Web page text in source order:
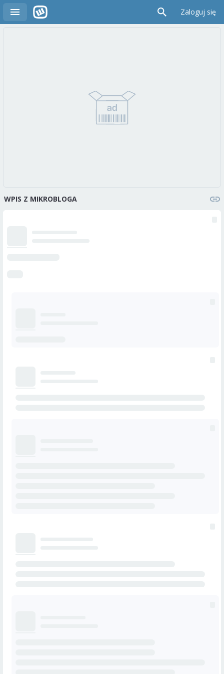
Zaloguj się
WPIS Z MIKROBLOGA